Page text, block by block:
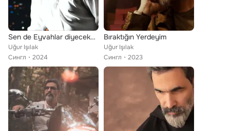
Sen de Eyvahlar diyeceksin
Uğur Işılak
Сингл
2024
Bıraktığın Yerdeyim
Uğur Işılak
Сингл
2023